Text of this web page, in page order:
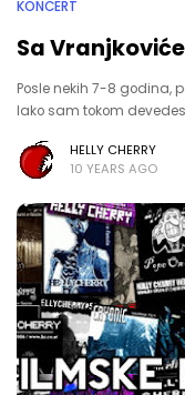
KONCERT
Sa
Posle nekih 7-8 godina,
Iako sam tokom
HELLY CHERRY
10 YEARS AGO